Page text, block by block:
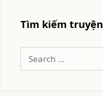
Tìm kiếm truyện
for: